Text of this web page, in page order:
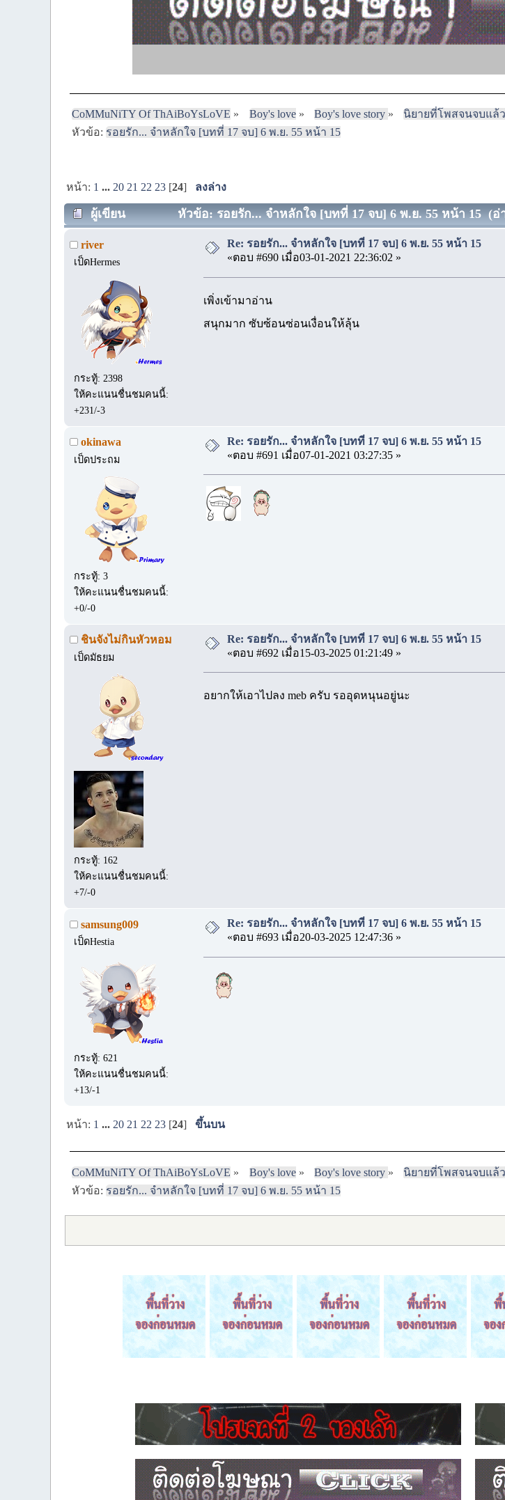
CoMMuNiTY Of ThAiBoYsLoVE » Boy's love» Boy's love story » นิยายที่โพสจนจบแล้ว
หัวข้อ:รอยรัก... จำหลักใจ [บทที่ 17 จบ] 6 พ.ย. 55 หน้า 15
หน้า: 1 ... 20 21 22 23 [24] ลงล่าง
ผู้เขียน หัวข้อ: รอยรัก... จำหลักใจ [บทที่ 17 จบ] 6 พ.ย. 55 หน้า 15 (อ่
river
เป็ดHermes
กระทู้: 2398
ให้คะแนนชื่นชมคนนี้:
+231/-3
Re: รอยรัก... จำหลักใจ [บทที่ 17 จบ] 6 พ.ย. 55 หน้า 15
«ตอบ #690 เมื่อ03-01-2021 22:36:02 »
เพิ่งเข้ามาอ่าน
สนุกมาก ซับซ้อนซ่อนเงื่อนให้ลุ้น
okinawa
เป็ดประถม
กระทู้: 3
ให้คะแนนชื่นชมคนนี้:
+0/-0
Re: รอยรัก... จำหลักใจ [บทที่ 17 จบ] 6 พ.ย. 55 หน้า 15
«ตอบ #691 เมื่อ07-01-2021 03:27:35 »
ชินจังไม่กินหัวหอม
เป็ดมัธยม
กระทู้: 162
ให้คะแนนชื่นชมคนนี้:
+7/-0
Re: รอยรัก... จำหลักใจ [บทที่ 17 จบ] 6 พ.ย. 55 หน้า 15
«ตอบ #692 เมื่อ15-03-2025 01:21:49 »
อยากให้เอาไปลง meb ครับ รออุดหนุนอยู่นะ
samsung009
เป็ดHestia
กระทู้: 621
ให้คะแนนชื่นชมคนนี้:
+13/-1
Re: รอยรัก... จำหลักใจ [บทที่ 17 จบ] 6 พ.ย. 55 หน้า 15
«ตอบ #693 เมื่อ20-03-2025 12:47:36 »
หน้า: 1 ... 20 21 22 23 [24]ขึ้นบน
CoMMuNiTY Of ThAiBoYsLoVE » Boy's love» Boy's love story » นิยายที่โพสจนจบแล้ว
หัวข้อ:รอยรัก... จำหลักใจ [บทที่ 17 จบ] 6 พ.ย. 55 หน้า 15